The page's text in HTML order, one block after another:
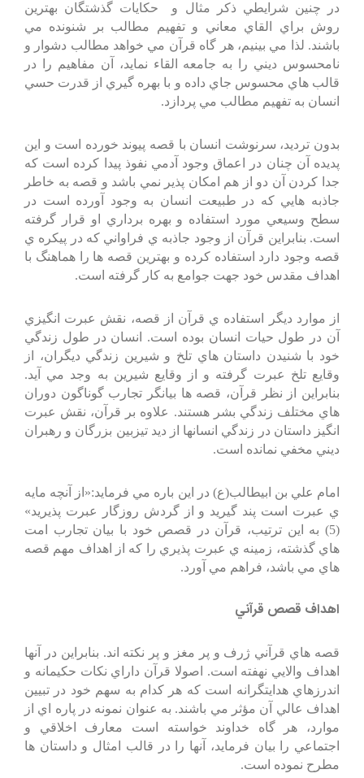
در چنين شرايطي ذكر مثال و حكايات گذشتگان بهترين
روش براي القاي معاني و تفهيم مطالب بر شنونده مي
باشند. لذا مي بينيم، هر گاه قرآن مي خواهد مطالب دشوار و
نامحسوس ديني را به جامعه القاء نمايد، آن مفاهيم را در
قالب هاي محسوس جاي داده و با بهره گيري از قدرت حسي
انسان به تفهيم مطالب مي پردازد.
بدون ترديد، سرنوشت انسان با قصه پيوند خورده است و اين
پديده آن چنان در اعماق وجود آدمي نفوذ پيدا كرده است كه
جدا كردن آن دو از هم امكان پذير نمي باشد و قصه به خاطر
جاذبه هايي كه در طبيعت انسان به وجود آورده است در
سطح وسيعي مورد استفاده و بهره برداري او قرار گرفته
است. بنابراين قرآن از وجود جاذبه ي فراواني كه در پيكره ي
قصه وجود دارد استفاده كرده و بهترين قصه ها را هماهنگ با
اهداف مقدس خود جهت جوامع به كار گرفته است.
از موارد ديگر استفاده ي قرآن از قصه، نقش عبرت انگيزي
آن در طول حيات انسان بوده است. انسان در طول زندگي
خود با شنيدن داستان هاي تلخ و شيرين زندگي ديگران، از
وقايع تلخ عبرت گرفته و از وقايع شيرين به وجد مي آيد.
بنابراين از نظر قرآن، قصه ها بيانگر تجارب گوناگون دوران
هاي مختلف زندگي بشر هستند. علاوه بر قرآن، نقش عبرت
انگيز داستان در زندگي انسانها از ديد تيزبين بزرگان و رهبران
ديني مخفي نمانده است.
امام علي بن ابيطالب(ع) در اين باره مي فرمايد:«از آنچه مايه
ي عبرت است پند گيريد و از گردش روزگار عبرت پذيريد»
(5) به اين ترتيب، قرآن در قصص خود با بيان تجارب امت
هاي گذشته، زمينه ي عبرت پذيري را كه از اهداف مهم قصه
هاي مي باشد، فراهم مي آورد.
اهداف قصص قرآني
قصه هاي قرآني ژرف و پر مغز و پر نكته اند. بنابراين در آنها
اهداف والايي نهفته است. اصولا قرآن داراي نكات حكيمانه و
اندرزهاي هدايتگرانه است كه هر كدام به سهم خود در تبيين
اهداف عالي آن مؤثر مي باشند. به عنوان نمونه در پاره اي از
موارد، هر گاه خداوند خواسته است معارف اخلاقي و
اجتماعي را بيان فرمايد، آنها را در قالب امثال و داستان ها
مطرح نموده است.